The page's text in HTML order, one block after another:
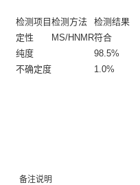
检测项目 检测方法
检测结果
定性
MS/HNMR符合
纯度
98.5%
不确定度
1.0%
备注说明